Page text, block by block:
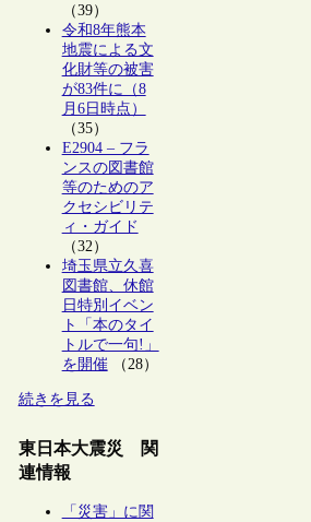
（39）
令和8年熊本
地震による文
化財等の被害
が83件に（8
月6日時点）
（35）
E2904 – フラ
ンスの図書館
等のためのア
クセシビリテ
ィ・ガイド
（32）
埼玉県立久喜
図書館、休館
日特別イベン
ト「本のタイ
トルで一句!」
を開催（28）
続きを見る
東日本大震災 関
連情報
「災害」に関